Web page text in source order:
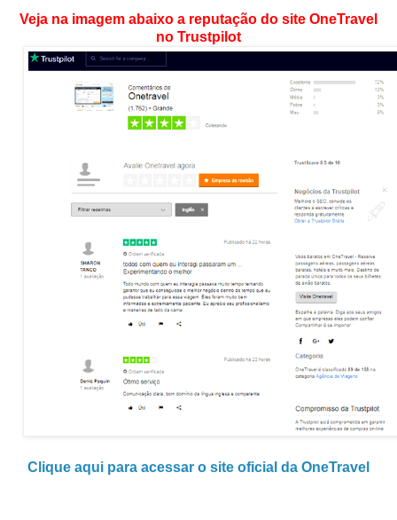
Veja na imagem abaixo a reputação do site OneTravel
no Trustpilot
Clique aqui para acessar o site oficial da OneTravel